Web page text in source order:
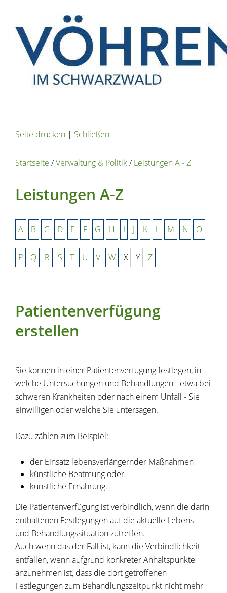
Seite drucken | Schließen
Startseite /Verwaltung & Politik/Leistungen A - Z
Leistungen A-Z
A B C D E F G H I J K L M N O
P Q R S T U V W X Y Z
Patientenverfügung
erstellen
Sie können in einer Patientenverfügung festlegen, in
welche Untersuchungen und Behandlungen - etwa bei
schweren Krankheiten oder nach einem Unfall - Sie
einwilligen oder welche Sie untersagen.
Dazu zählen zum Beispiel:
der Einsatz lebensverlängernder Maßnahmen
künstliche Beatmung oder
künstliche Ernährung.
Die Patientenverfügung ist verbindlich, wenn die darin
enthaltenen Festlegungen auf die aktuelle Lebens-
und Behandlungssituation zutreffen.
Auch wenn das der Fall ist, kann die Verbindlichkeit
entfallen, wenn aufgrund konkreter Anhaltspunkte
anzunehmen ist, dass die dort getroffenen
Festlegungen zum Behandlungszeitpunkt nicht mehr